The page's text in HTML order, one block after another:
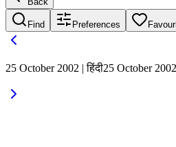
Find Preferences
25 October 2002 | हिंदी25 October 2002